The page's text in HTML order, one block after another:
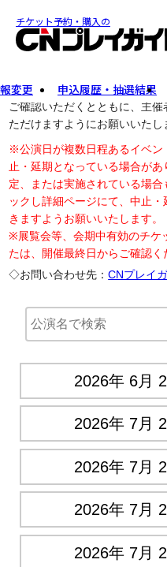
チケット予約・購入の
変更 申込履歴・抽選結果
公演中止に伴う払戻し・延期
ご確認いただくとともに、主
ただけますようにお願いいたし
※公演日が複数日程あるイベン
止・延期となっている場合が
定、または実施されている場
ックし詳細ページにて、中止
きますようお願いいたします。
※展覧会等、会期中有効のチケ
たは、開催最終日からご確認く
◇お問い合わせ先：CNプレイ
2026年 6月
2026年 7月
2026年 7月
2026年 7月
2026年 7月